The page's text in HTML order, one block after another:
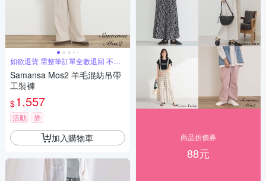
如欲退貨 需整筆訂單全數退回 不能
單退
Samansa Mos2 羊毛混紡吊帶
工裝褲
$1,557
活動 券
加入購物車 商品折價券
88元